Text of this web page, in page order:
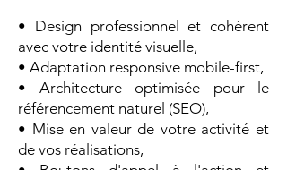
• Design professionnel et cohérent
avec votre identité visuelle,
• Adaptation responsive mobile-first,
• Architecture optimisée pour le
référencement naturel (SEO),
• Mise en valeur de votre activité et
de vos réalisations,